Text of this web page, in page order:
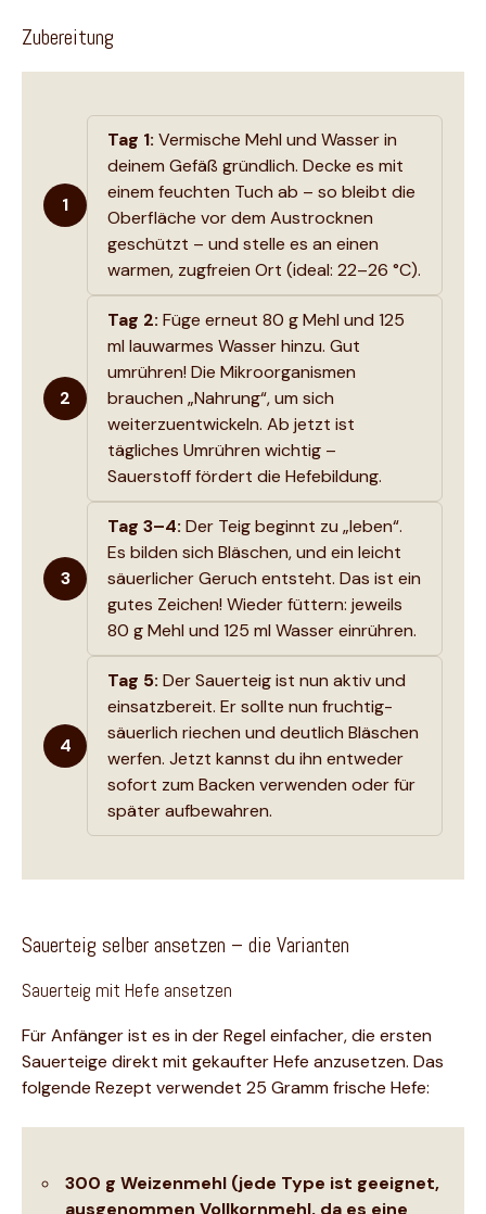
Zubereitung
1
Tag 1: Vermische Mehl und Wasser in
deinem Gefäß gründlich. Decke es mit
einem feuchten Tuch ab – so bleibt die
Oberfläche vor dem Austrocknen
geschützt – und stelle es an einen
warmen, zugfreien Ort (ideal: 22–26 °C).
2
Tag 2: Füge erneut 80 g Mehl und 125
ml lauwarmes Wasser hinzu. Gut
umrühren! Die Mikroorganismen
brauchen „Nahrung“, um sich
weiterzuentwickeln. Ab jetzt ist
tägliches Umrühren wichtig –
Sauerstoff fördert die Hefebildung.
3
Tag 3–4: Der Teig beginnt zu „leben“.
Es bilden sich Bläschen, und ein leicht
säuerlicher Geruch entsteht. Das ist ein
gutes Zeichen! Wieder füttern: jeweils
80 g Mehl und 125 ml Wasser einrühren.
4
Tag 5: Der Sauerteig ist nun aktiv und
einsatzbereit. Er sollte nun fruchtig-
säuerlich riechen und deutlich Bläschen
werfen. Jetzt kannst du ihn entweder
sofort zum Backen verwenden oder für
später aufbewahren.
Sauerteig selber ansetzen – die Varianten
Sauerteig mit Hefe ansetzen
Für Anfänger ist es in der Regel einfacher, die ersten
Sauerteige direkt mit gekaufter Hefe anzusetzen. Das
folgende Rezept verwendet 25 Gramm frische Hefe:
300 g Weizenmehl (jede Type ist geeignet,
ausgenommen Vollkornmehl, da es eine